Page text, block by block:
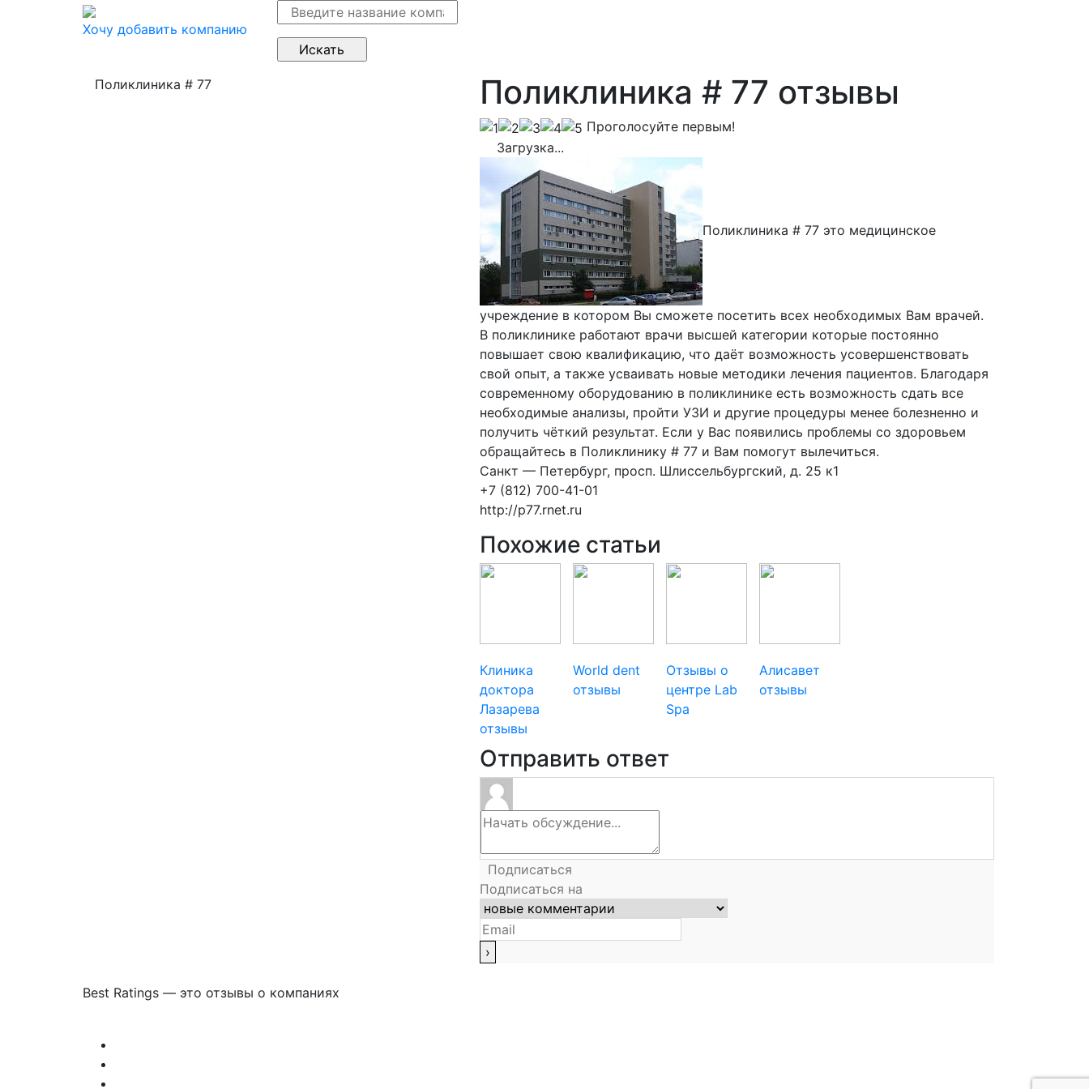
Хочу добавить компанию
Поликлиника # 77 Поликлиника # 77 отзывы
Проголосуйте первым!
Загрузка...
Поликлиника # 77 это медицинское
учреждение в котором Вы сможете посетить всех необходимых Вам врачей.
В поликлинике работают врачи высшей категории которые постоянно
повышает свою квалификацию, что даёт возможность усовершенствовать
свой опыт, а также усваивать новые методики лечения пациентов. Благодаря
современному оборудованию в поликлинике есть возможность сдать все
необходимые анализы, пройти УЗИ и другие процедуры менее болезненно и
получить чёткий результат. Если у Вас появились проблемы со здоровьем
обращайтесь в Поликлинику # 77 и Вам помогут вылечиться.
Санкт — Петербург, просп. Шлиссельбургский, д. 25 к1
+7 (812) 700-41-01
http://p77.rnet.ru
Похожие статьи
Клиника
доктора
Лазарева
отзывы
World dent
отзывы
Отзывы о
центре Lab
Spa
Алисавет
отзывы
Отправить ответ
Подписаться
Подписаться на
Best Ratings — это отзывы о компаниях